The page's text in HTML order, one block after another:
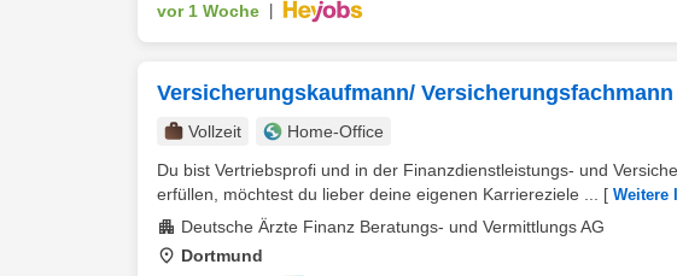
vor 1 Woche
Versicherungskaufmann/
Vollzeit
Home-Office
Du bist Vertriebsprofi und in der Finanzdienstleistungs- und
erfüllen, möchtest du lieber deine eigenen Karriereziele ...
[ Weitere
Deutsche Ärzte Finanz Beratungs- und Vermittlungs AG
Dortmund